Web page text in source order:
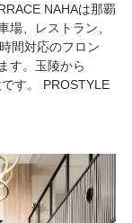
NAHAは那覇
場、レストラン、
間対応のフロン
す。玉陵から
す。 PROSTYLE